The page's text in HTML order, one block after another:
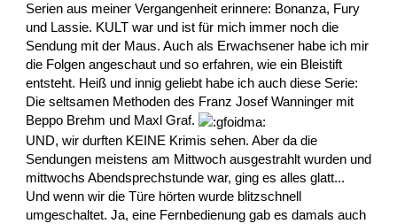
Serien aus meiner Vergangenheit erinnere: Bonanza, Fury
und Lassie. KULT war und ist für mich immer noch die
Sendung mit der Maus. Auch als Erwachsener habe ich mir
die Folgen angeschaut und so erfahren, wie ein Bleistift
entsteht. Heiß und innig geliebt habe ich auch diese Serie:
Die seltsamen Methoden des Franz Josef Wanninger mit
Beppo Brehm und Maxl Graf.
UND, wir durften KEINE Krimis sehen. Aber da die
Sendungen meistens am Mittwoch ausgestrahlt wurden und
mittwochs Abendsprechstunde war, ging es alles glatt...
Und wenn wir die Türe hörten wurde blitzschnell
umgeschaltet. Ja, eine Fernbedienung gab es damals auch